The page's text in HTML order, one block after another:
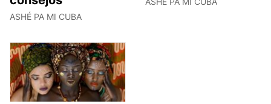
ASHÉ PA MI CUBA